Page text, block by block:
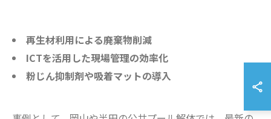
再生材利用による廃棄物削減
ICTを活用した現場管理の効率化
粉じん抑制剤や吸着マットの導入